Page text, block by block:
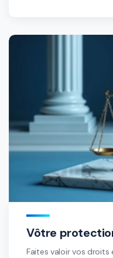
Vôtre
Faites valoir vos